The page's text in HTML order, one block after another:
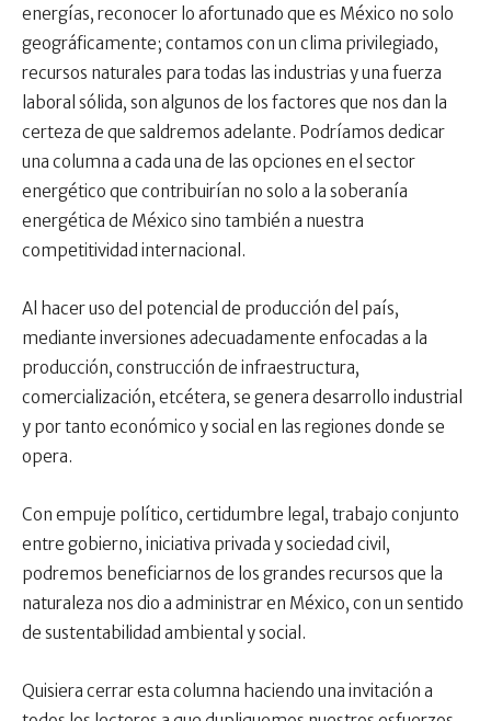
energías, reconocer lo afortunado que es México no solo
geográficamente; contamos con un clima privilegiado,
recursos naturales para todas las industrias y una fuerza
laboral sólida, son algunos de los factores que nos dan la
certeza de que saldremos adelante. Podríamos dedicar
una columna a cada una de las opciones en el sector
energético que contribuirían no solo a la soberanía
energética de México sino también a nuestra
competitividad internacional.
Al hacer uso del potencial de producción del país,
mediante inversiones adecuadamente enfocadas a la
producción, construcción de infraestructura,
comercialización, etcétera, se genera desarrollo industrial
y por tanto económico y social en las regiones donde se
opera.
Con empuje político, certidumbre legal, trabajo conjunto
entre gobierno, iniciativa privada y sociedad civil,
podremos beneficiarnos de los grandes recursos que la
naturaleza nos dio a administrar en México, con un sentido
de sustentabilidad ambiental y social.
Quisiera cerrar esta columna haciendo una invitación a